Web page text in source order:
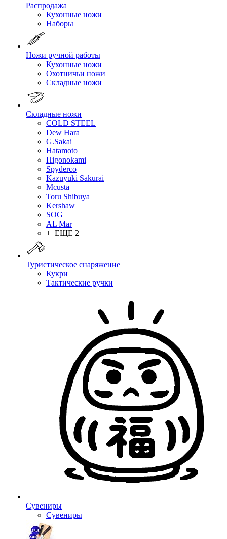
Распродажа
Кухонные ножи
Наборы
Ножи ручной работы
Кухонные ножи
Охотничьи ножи
Складные ножи
Складные ножи
COLD STEEL
Dew Hara
G.Sakai
Hatamoto
Higonokami
Spyderco
Kazuyuki Sakurai
Mcusta
Toru Shibuya
Kershaw
SOG
AL Mar
+ ЕЩЕ 2
Туристическое снаряжение
Кукри
Тактические ручки
Сувениры
Сувениры